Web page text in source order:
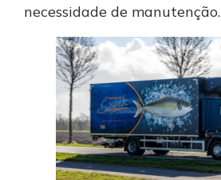
necessidade de manutenção.